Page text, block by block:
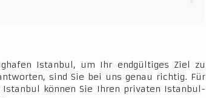
Istanbul, um Ihr endgültiges Ziel zu
sind Sie bei uns genau richtig. Für
können Sie Ihren privaten Istanbul-